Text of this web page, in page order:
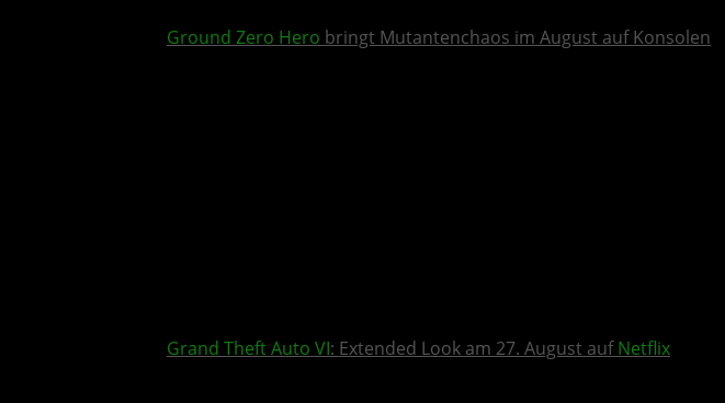
Ground Zero Hero bringt Mutantenchaos im August auf Konsolen
Grand Theft Auto VI: Extended Look am 27. August aufNetflix